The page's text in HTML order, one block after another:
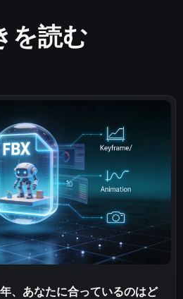
を読む
、あなたに合っているのはど